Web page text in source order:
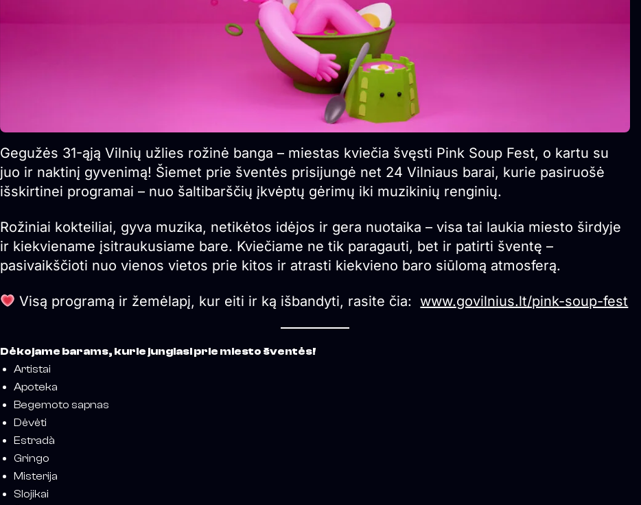
Gegužės 31-ąją Vilnių užlies rožinė banga – miestas kviečia švęsti Pink Soup Fest, o kartu su
juo ir naktinį gyvenimą! Šiemet prie šventės prisijungė net 24 Vilniaus barai, kurie pasiruošė
išskirtinei programai – nuo šaltibarščių įkvėptų gėrimų iki muzikinių renginių.
Rožiniai kokteiliai, gyva muzika, netikėtos idėjos ir gera nuotaika – visa tai laukia miesto širdyje
ir kiekviename įsitraukusiame bare. Kviečiame ne tik paragauti, bet ir patirti šventę –
pasivaikščioti nuo vienos vietos prie kitos ir atrasti kiekvieno baro siūlomą atmosferą.
Visą programą ir žemėlapį, kur eiti ir ką išbandyti, rasite čia:www.govilnius.lt/pink-soup-fest
Dėkojame barams, kurie jungiasi prie miesto šventės!
Artistai
Apoteka
Begemoto sapnas
Dėvėti
Estradà
Gringo
Misterija
Slojikai